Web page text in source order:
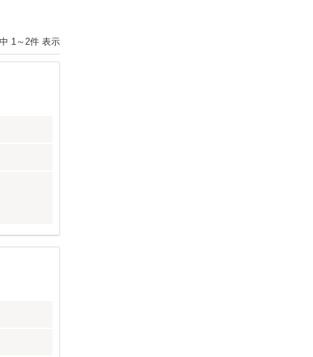
1 ～ 2件 表示